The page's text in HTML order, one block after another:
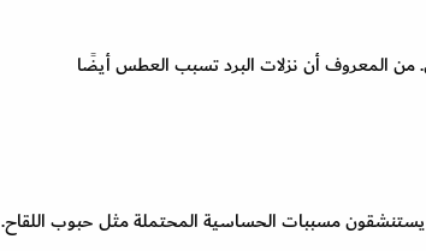
من المعروف أن نزلات البرد تسبب العطس أيضًا
مسببات الحساسية المحتملة مثل حبوب اللقاح.